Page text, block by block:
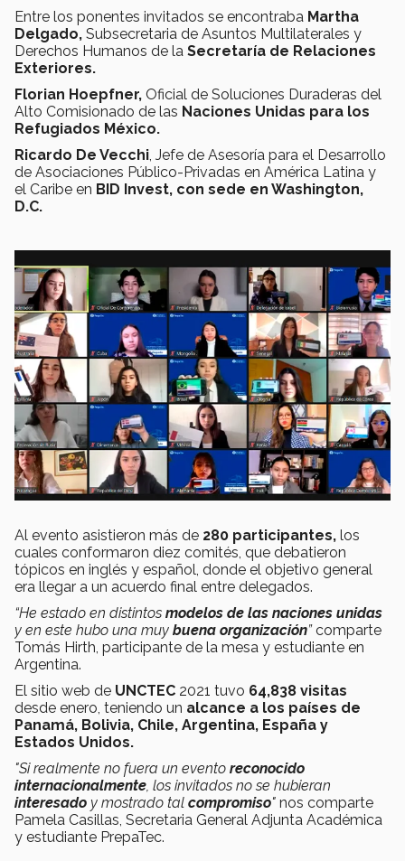
Entre los ponentes invitados se encontraba Martha
Delgado, Subsecretaria de Asuntos Multilaterales y
Derechos Humanos de la Secretaría de Relaciones
Exteriores.
Florian Hoepfner, Oficial de Soluciones Duraderas del
Alto Comisionado de las Naciones Unidas para los
Refugiados México.
Ricardo De Vecchi , Jefe de Asesoría para el Desarrollo
de Asociaciones Público-Privadas en América Latina y
el Caribe en BID Invest, con sede en Washington,
D.C.
Al evento asistieron más de 280 participantes, los
cuales conformaron diez comités, que debatieron
tópicos en inglés y español, donde el objetivo general
era llegar a un acuerdo final entre delegados.
“He estado en distintos modelos de las naciones unidas
y en este hubo una muy buena organización”comparte
Tomás Hirth, participante de la mesa y estudiante en
Argentina.
El sitio web de UNCTEC 2021 tuvo 64,838 visitas
desde enero, teniendo un alcance a los países de
Panamá, Bolivia, Chile, Argentina, España y
Estados Unidos.
"Si realmente no fuera un evento reconocido
internacionalmente, los invitados no se hubieran
interesado y mostrado tal compromiso" nos comparte
Pamela Casillas, Secretaria General Adjunta Académica
y estudiante PrepaTec.